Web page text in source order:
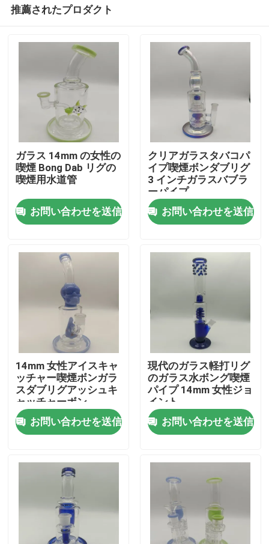
会社案内
品質管理
お問い合わせ
ニュース
見積依頼
ガラスは爆竹を鳴らせる
グラスウォーターボング
推薦されたプロダクト
ガラス 14mm の女性の
喫煙 Bong Dab リグの
喫煙用水道管
お問い合わせを送信
クリアガラスタバコパ
イプ喫煙ボンダブリグ
3 インチガラスバブラ
ーパイプ
お問い合わせを送信
14mm 女性アイスキャ
ッチャー喫煙ボンガラ
スダブリグアッシュキ
ャッチャーボン
お問い合わせを送信
現代のガラス軽打リグ
のガラス水ボング喫煙
パイプ 14mm 女性ジョ
イント
お問い合わせを送信